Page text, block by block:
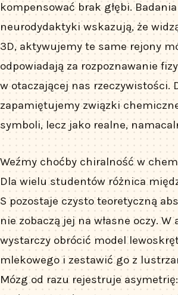
kompensować brak głębi.
neurodydaktyki wskazują, że
3D, aktywujemy te same rejony
odpowiadają za rozpoznawanie
w otaczającej nas rzeczywistości.
zapamiętujemy związki
symboli, lecz jako realne,
Weźmy choćby chiralność w
Dla wielu studentów różnica
S pozostaje czysto teoretyczną
nie zobaczą jej na własne oczy. W
wystarczy obrócić model
mlekowego i zestawić go z
Mózg od razu rejestruje